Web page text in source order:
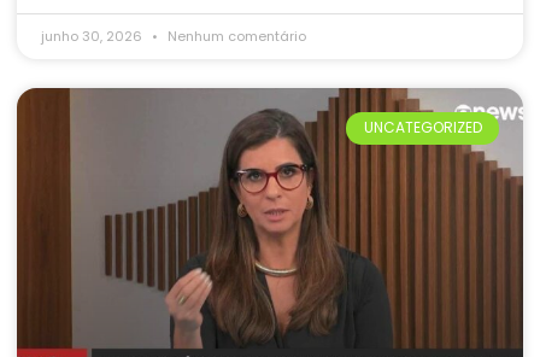
junho 30, 2026 Nenhum comentário
UNCATEGORIZED